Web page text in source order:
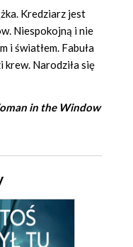
Kredziarz jest
Niespokojną i nie
i światłem. Fabuła
Narodziła się
in the Window